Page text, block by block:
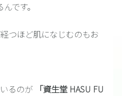
です。
つほど肌になじむのもお
るのが 「資生堂 HASU FU